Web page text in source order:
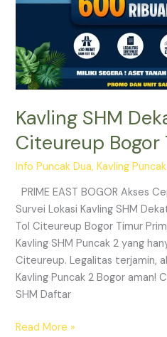
Kavling SHM
Citeureup Bogor
Info Puncak Dua,Kavling Puncak
PRIME EAST BOGOR Akses
Survei Lokasi Kavling SHM
Tol Citeureup Bogor Timur
Kavling SHM Puncak 2 yang
Citeureup. Legalitas terjamin,
Kavling Puncak 2 Bogor aman!
SHM Daftar
Read More »